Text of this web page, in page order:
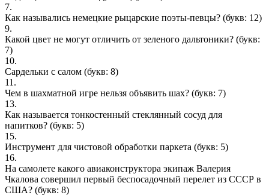
7.
Как назывались немецкие рыцарские поэты-певцы? (букв: 12)
9.
Какой цвет не могут отличить от зеленого дальтоники? (букв:
7)
10.
Сардельки с салом (букв: 8)
11.
Чем в шахматной игре нельзя объявить шах? (букв: 7)
13.
Как называется тонкостенный стеклянный сосуд для
напитков? (букв: 5)
15.
Инструмент для чистовой обработки паркета (букв: 5)
16.
На самолете какого авиаконструктора экипаж Валерия
Чкалова совершил первый беспосадочный перелет из СССР в
США? (букв: 8)